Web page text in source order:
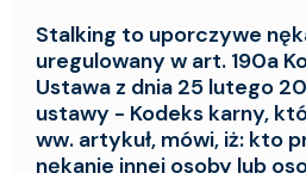
Stalking to uporczywe
uregulowany w art. 190a
Ustawa z dnia 25 lutego
ustawy - Kodeks karny,
ww. artykuł, mówi, iż: kto
nękanie innej osoby lub